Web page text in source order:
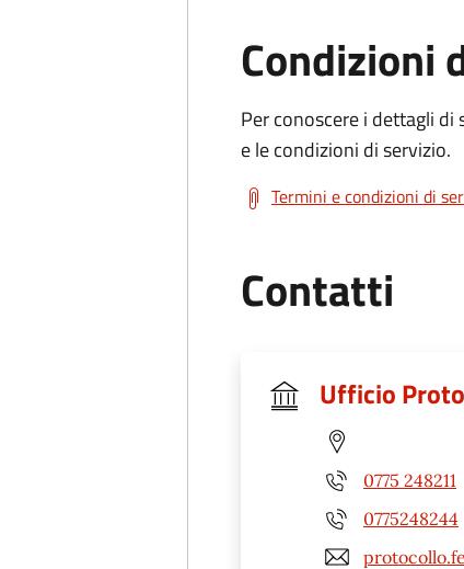
Condizioni
Per conoscere i dettagli
e le condizioni di servizio.
Termini e condizioni di
Contatti
Ufficio
0775 248211
0775248244